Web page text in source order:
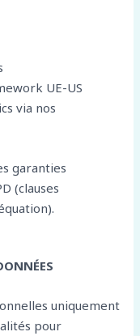
UE-US
via nos
garanties
(clauses
uniquement
pour